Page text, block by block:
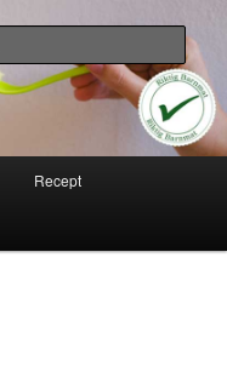
Sök
Recept